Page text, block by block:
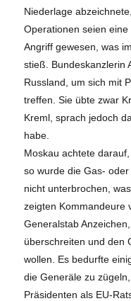
Niederlage
Operationen seien
Angriff gewesen, was
stieß. Bundeskanzlerin
Russland, um sich mit
treffen. Sie übte zwar
Kreml, sprach jedoch
habe.
Moskau achtete
so wurde die Gas-
nicht unterbrochen,
zeigten Kommandeure
Generalstab
überschreiten und den
wollen. Es bedurfte
die Generäle zu
Präsidenten als EU-